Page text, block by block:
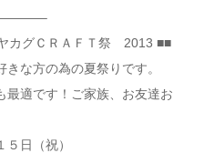
グＣＲＡＦＴ祭 2013 ■■
な方の為の夏祭りです。
最適です！ご家族、お友達お
日（祝）